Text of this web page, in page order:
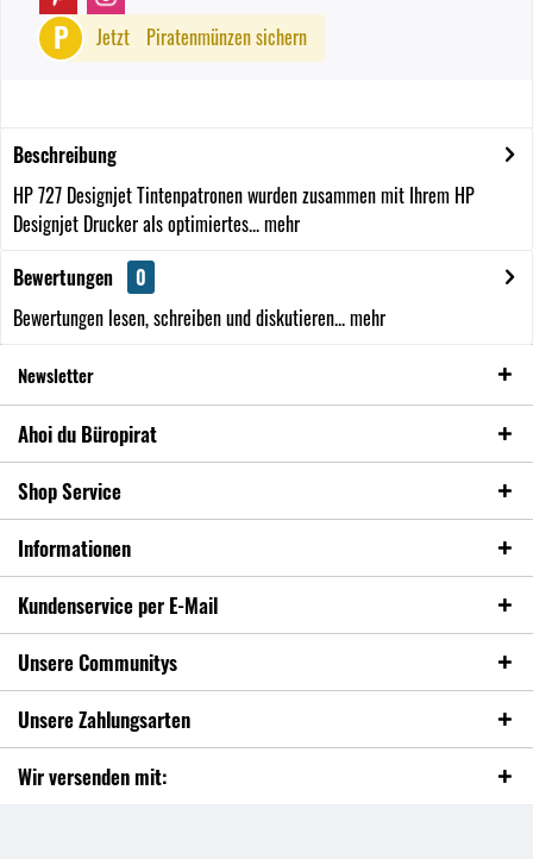
P Jetzt Piratenmünzen sichern
Beschreibung
HP 727 Designjet Tintenpatronen wurden zusammen mit Ihrem HP
Designjet Drucker als optimiertes...mehr
Bewertungen
0
Bewertungen lesen, schreiben und diskutieren...mehr
Newsletter
Ahoi du Büropirat
Shop Service
Informationen
Kundenservice per E-Mail
Unsere Communitys
Unsere Zahlungsarten
Wir versenden mit: